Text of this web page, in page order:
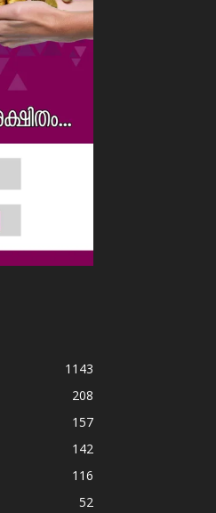
1143
208
157
142
116
52